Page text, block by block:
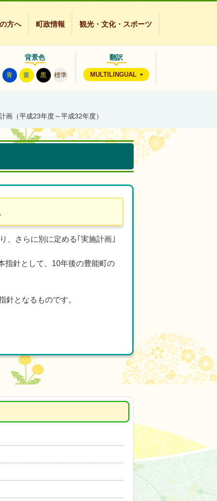
方へ 町政情報 観光・文化・スポーツ
背景色
青 黄 黒 標準
翻訳
MULTILINGUAL
画（平成23年度～平成32年度）
、さらに別に定める｢実施計画｣
指針として、10年後の豊能町の
となるものです。